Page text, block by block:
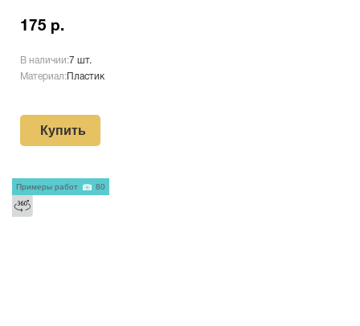
175 р.
В наличии:7 шт.
Материал: Пластик
Купить
Примеры работ 80